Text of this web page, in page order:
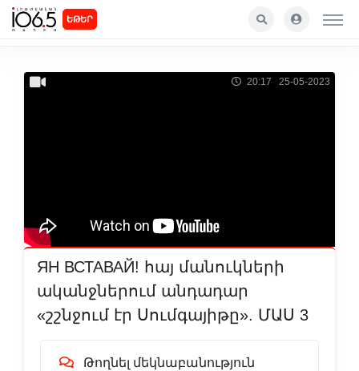
ԵԹԵՐ
20:17 25-05-2023
ЯН ВСТАВАЙ! հայ մանուկների
ականջներում անդադար
«շշնջում էր Սումգայիթը». ՄԱՍ 3
Թողնել մեկնաբանություն